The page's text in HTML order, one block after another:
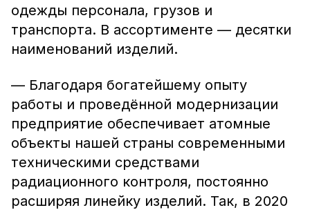
одежды персонала, грузов и
транспорта. В ассортименте — десятки
наименований изделий.
— Благодаря богатейшему опыту
работы и проведённой модернизации
предприятие обеспечивает атомные
объекты нашей страны современными
техническими средствами
радиационного контроля, постоянно
расширяя линейку изделий. Так, в 2020